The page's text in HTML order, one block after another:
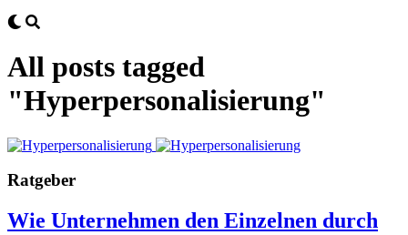
All posts tagged
"Hyperpersonalisierung"
Ratgeber
Wie Unternehmen den Einzelnen durch